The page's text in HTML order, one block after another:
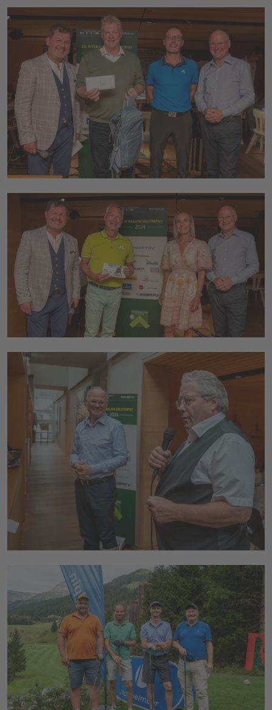
Stefan Kleinlercher (CMI), Walter Hlebayna
(Präsident Vorarlberger Skiverband), Markus
Kleissl (Geschäftsführer Golfclub Lech),
Christian Mayerhofer (Geschäftsführer CMI)
(v.l.n.r.)
© Congress Messe Innsbruck
Stefan Kleinlercher (CMI), Hermann Fercher
(Geschäftsführer Lech Zürs Tourismus),
Claudia Wuppinger (Axess), Christian
Mayerhofer (Geschäftsführer CMI) (v.l.n.r.)
© Congress Messe Innsbruck
Christian Mayerhofer (Geschäftsführer CMI),
Franz Hörl (Obmann des Fachverbandes der
Seilbahnwirtschaft Österreich) (v.l.n.r.)
© Congress Messe Innsbruck
Thomas Plank (Wipptaler Bau & BB Ladurns),
Arnold Plattner (Wipptaler Bau & BB
Ladurns), Christoph Müller (Hotel Lorünser
Zürs, Skilifte Zürs AG), Jürgen Nussbaumer
(Ibis Acam) (v.l.n.r.)
© Congress Messe Innsbruck